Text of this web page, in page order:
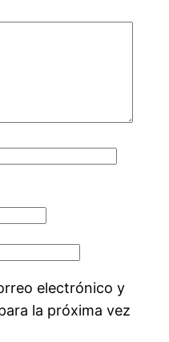
electrónico y
la próxima vez